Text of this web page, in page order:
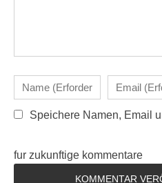
Speichere Namen, Email
fur zukunftige kommentare